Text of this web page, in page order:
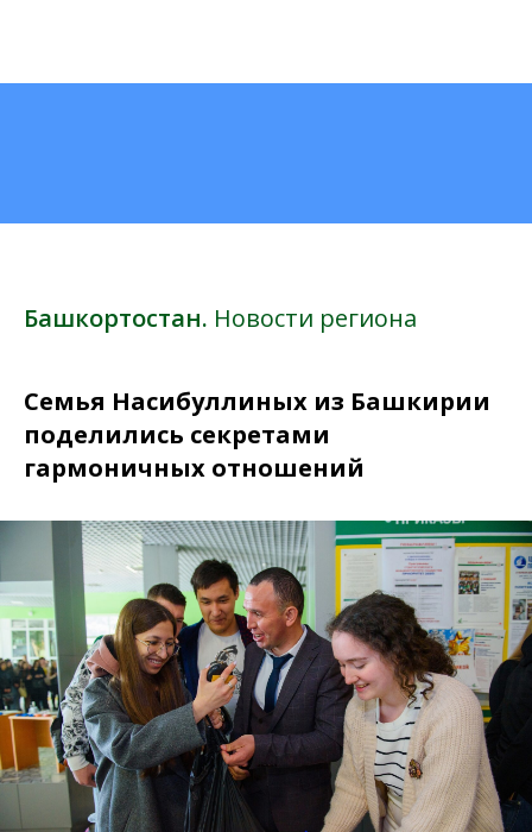
Башкортостан. Новости региона
Семья Насибуллиных из Башкирии
поделились секретами
гармоничных отношений